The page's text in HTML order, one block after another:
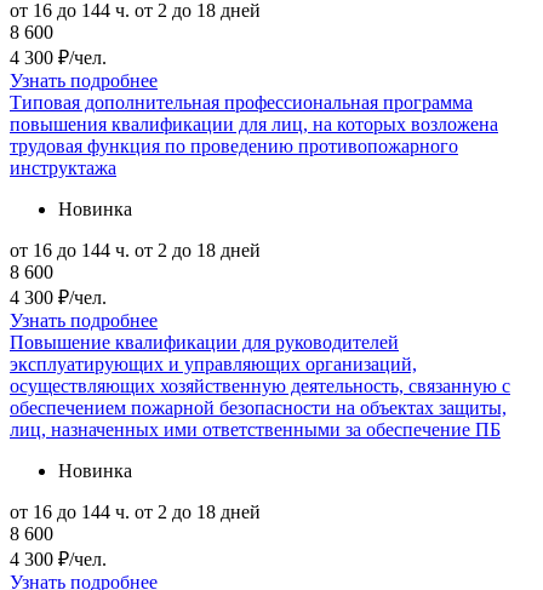
от 16 до 144 ч. от 2 до 18 дней
8 600
4 300 ₽/чел.
Узнать подробнее
Типовая дополнительная профессиональная программа
повышения квалификации для лиц, на которых возложена
трудовая функция по проведению противопожарного
инструктажа
Новинка
от 16 до 144 ч. от 2 до 18 дней
8 600
4 300 ₽/чел.
Узнать подробнее
Повышение квалификации для руководителей
эксплуатирующих и управляющих организаций,
осуществляющих хозяйственную деятельность, связанную с
обеспечением пожарной безопасности на объектах защиты,
лиц, назначенных ими ответственными за обеспечение ПБ
Новинка
от 16 до 144 ч. от 2 до 18 дней
8 600
4 300 ₽/чел.
Узнать подробнее